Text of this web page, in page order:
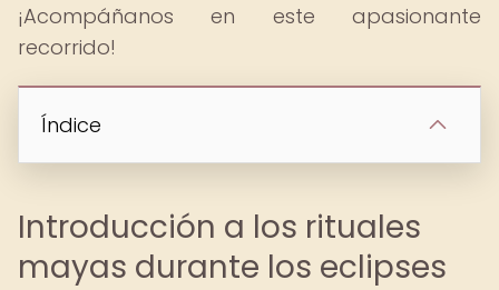
¡Acompáñanos en este apasionante
recorrido!
Índice
Introducción a los rituales
mayas durante los eclipses